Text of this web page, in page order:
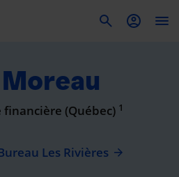
(Québec) 1
Les Rivières